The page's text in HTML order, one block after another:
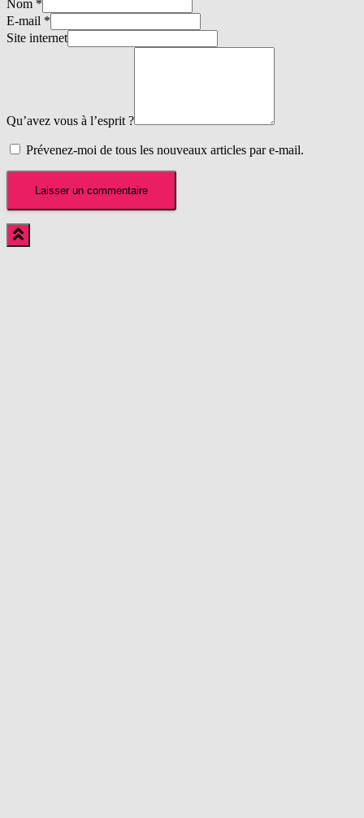
Nom *
E-mail *
Site internet
Qu’avez vous à l’esprit ?
Prévenez-moi de tous les nouveaux articles par e-mail.